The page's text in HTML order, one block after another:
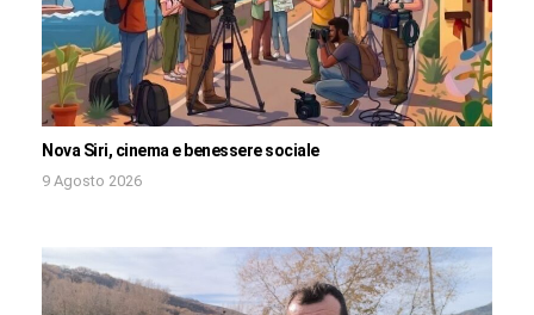
Nova Siri, cinema e benessere sociale
9 Agosto 2026